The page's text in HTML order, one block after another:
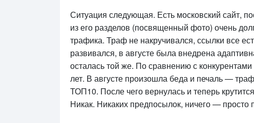
Ситуация следующая. Есть московский сайт,
из его разделов (посвященный фото) очень
трафика. Траф не накручивался, ссылки все
развивался, в августе была внедрена
осталась той же. По сравнению с
лет. В августе произошла беда и печаль —
ТОП10. После чего вернулась и теперь
Никак. Никаких предпосылок, ничего — просто